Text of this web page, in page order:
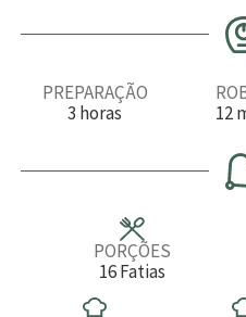
PREPARAÇÃO
3 h
a
horas
12m
n
u
t
PORÇÕES
16Fatias